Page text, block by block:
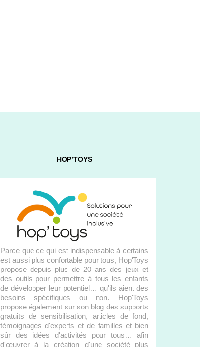
HOP’TOYS
Parce que ce qui est indispensable à certains
est aussi plus confortable pour tous, Hop'Toys
propose depuis plus de 20 ans des jeux et
des outils pour permettre à tous les enfants
de développer leur potentiel… qu'ils aient des
besoins spécifiques ou non. Hop'Toys
propose également sur son blog des supports
gratuits de sensibilisation, articles de fond,
témoignages d'experts et de familles et bien
sûr des idées d'activités pour tous… afin
d'œuvrer à la création d'une société plus